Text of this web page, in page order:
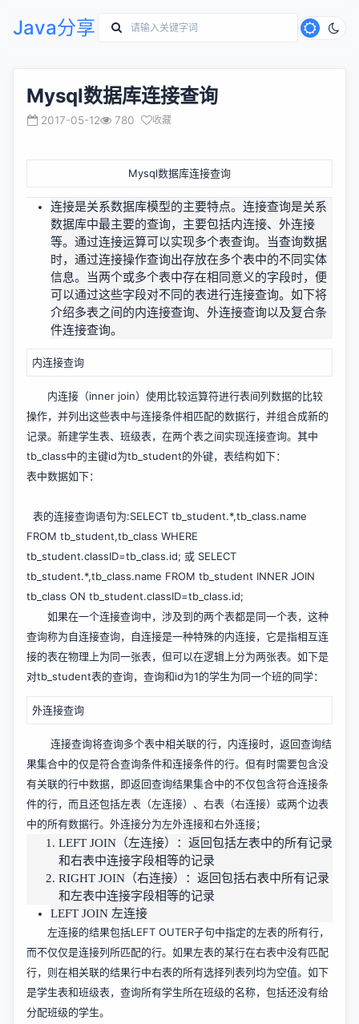
Java分享
Mysql数据库连接查询
2017-05-12 780 收藏
Mysql数据库连接查询
连接是关系数据库模型的主要特点。连接查询是关系
数据库中最主要的查询，主要包括内连接、外连接
等。通过连接运算可以实现多个表查询。当查询数据
时，通过连接操作查询出存放在多个表中的不同实体
信息。当两个或多个表中存在相同意义的字段时，便
可以通过这些字段对不同的表进行连接查询。如下将
介绍多表之间的内连接查询、外连接查询以及复合条
件连接查询。
内连接查询
内连接（inner join）使用比较运算符进行表间列数据的比较
操作，并列出这些表中与连接条件相匹配的数据行，并组合成新的
记录。新建学生表、班级表，在两个表之间实现连接查询。其中
tb_class中的主键id为tb_student的外键，表结构如下：
表中数据如下：
表的连接查询语句为:SELECT tb_student.*,tb_class.name
FROM tb_student,tb_class WHERE
tb_student.classID=tb_class.id; 或 SELECT
tb_student.*,tb_class.name FROM tb_student INNER JOIN
tb_class ON tb_student.classID=tb_class.id;
如果在一个连接查询中，涉及到的两个表都是同一个表，这种
查询称为自连接查询，自连接是一种特殊的内连接，它是指相互连
接的表在物理上为同一张表，但可以在逻辑上分为两张表。如下是
对tb_student表的查询，查询和id为1的学生为同一个班的同学：
外连接查询
连接查询将查询多个表中相关联的行，内连接时，返回查询结
果集合中的仅是符合查询条件和连接条件的行。但有时需要包含没
有关联的行中数据，即返回查询结果集合中的不仅包含符合连接条
件的行，而且还包括左表（左连接）、右表（右连接）或两个边表
中的所有数据行。外连接分为左外连接和右外连接；
LEFT JOIN（左连接）：返回包括左表中的所有记录
和右表中连接字段相等的记录
RIGHT JOIN（右连接）：返回包括右表中所有记录
和左表中连接字段相等的记录
LEFT JOIN 左连接
左连接的结果包括LEFT OUTER子句中指定的左表的所有行，
而不仅仅是连接列所匹配的行。如果左表的某行在右表中没有匹配
行，则在相关联的结果行中右表的所有选择列表列均为空值。如下
是学生表和班级表，查询所有学生所在班级的名称，包括还没有给
分配班级的学生。